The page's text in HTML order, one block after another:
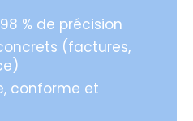
% de précision
(factures,
conforme et